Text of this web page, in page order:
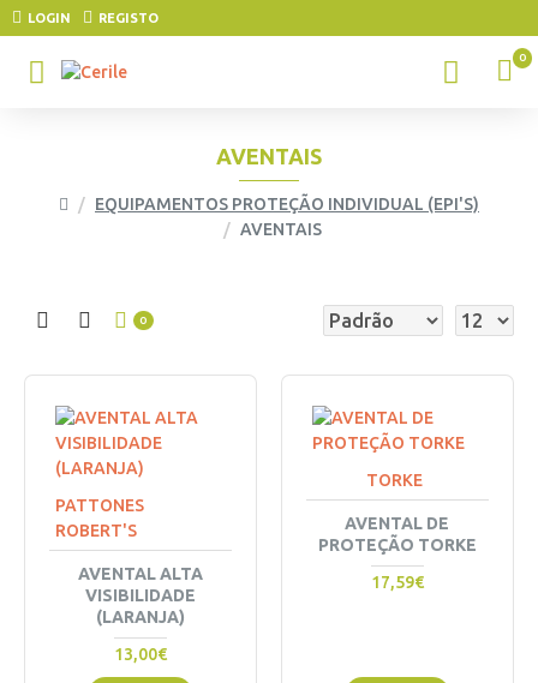
LOGIN REGISTO
0
EQUIPAMENTOS PROTEÇÃO INDIVIDUAL (EPI'S)
AVENTAIS
AVENTAIS
0
PATTONES
ROBERT'S
AVENTAL ALTA
VISIBILIDADE
(LARANJA)
13,00€
TORKE
AVENTAL DE
PROTEÇÃO TORKE
17,59€